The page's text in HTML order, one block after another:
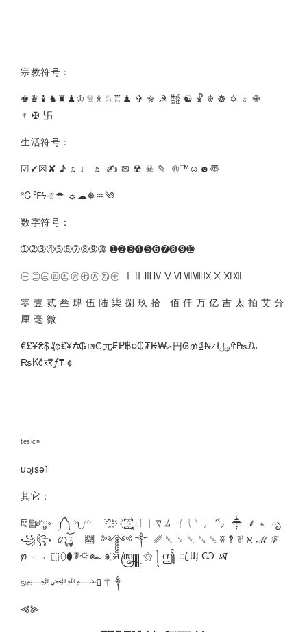
宗教符号：
♚♛♝♞♜♟♔♕♗♘♖♟ ✞ ✯ ☭ ㍿ ☯ ☧ ☬ ☸ ✡ ♁ ✙
♆ ✠ 卐
生活符号：
☑✔☒✘ ♪ ♫ ♩ ♬ ✍ ✉ ☢ ☠ ✎ ®™☺☻〠
℃℉ϟ☃☂ ☼☁❅♒༄
数字符号：
➀➁➂➃➄➅➆➇➈➉ ➊➋➌➍➎➏➐➑➒➓
㊀㊁㊂㊃㊄㊅㊆㊇㊈㊉ ⅠⅡⅢⅣⅤⅥⅦⅧⅨⅩⅪⅫ
零 壹 贰 叁 肆 伍 陆 柒 捌 玖 拾 佰 仟 万 亿 吉 太 拍 艾 分
厘 毫 微
€£Ұ₴$₰¢₤¥₳₲₪₵元₣₱฿¤₡₮₭₩ރ円₢₥₫₦zł﷼₠₧₯
₨Kčर₹ƒ₸￠
ᵗᵉˢⁱᶜⁿ
uɔı̣sǝʇ
其它：
༕༖༗༘༙༚ ༼༽༾༿ ҇ ҈ ҉ ꙰ ꙱ ꙲ ⎰ ⎱ ⎲ ⎳ ⎛ ⎝ ⎞ ⎠ ㌷ ⸎ ⸙ ⟁ ృ
꧁꧂ のོ࿆༘ 圝 ༻༺ ༒ ␥ ␡ ␞ ␀ ␚ ␛ ʬ ‽ ⅌ ℵ ℳ ℱ
℘ ﹆﹅⬚⬯⬮☤⛮๛ ๑҉ ส็็็็็็꧅ ⚝ ꧍ ဤ ꦿ Ϣ Ѡ ꡤ
⎋﷽۩⚚༒
⫷⫸